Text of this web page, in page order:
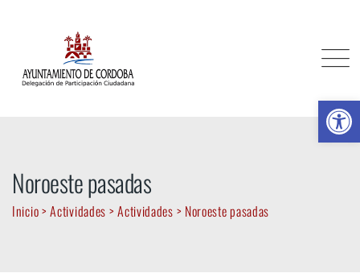
Noroeste pasadas
Inicio>Actividades >Actividades > Noroeste pasadas